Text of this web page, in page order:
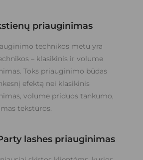
priauginimas
technikos metu yra
– klasikinis ir volume
Toks priauginimo būdas
efektą nei klasikinis
volume priduos tankumo,
tekstūros.
lashes priauginimas